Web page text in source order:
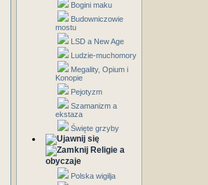
Bogini maku
Budowniczowie
mostu
LSD a New Age
Ludzie-muchomory
Megality, Opium i
Konopie
Pejotyzm
Szamanizm a
ekstaza
Święte grzyby
Religie a
obyczaje
Polska wigilja